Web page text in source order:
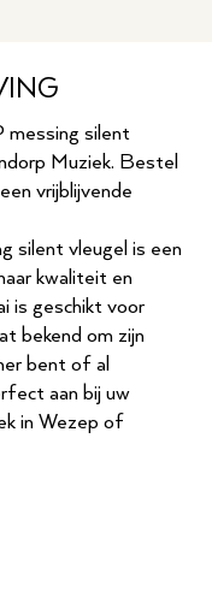
silent
Muziek. Bestel
vrijblijvende
silent vleugel is een
kwaliteit en
is geschikt voor
bekend om zijn
bent of al
aan bij uw
in Wezep of